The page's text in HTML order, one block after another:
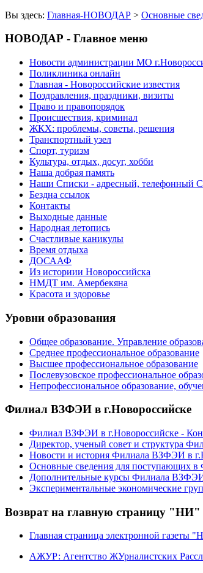
Вы здесь: Главная-НОВОДАР > Основные
НОВОДАР - Главное меню
Новости администрации МО
Поликлиника онлайн
Главная - Новороссийские известия
Поздравления, праздники, визиты
Право и правопорядок
Происшествия, криминал
ЖКХ: проблемы, советы, решения
Транспортный узел
Спорт, туризм
Культура, отдых, досуг, хобби
Наша добрая память
Наши Списки - адресный,
Бездна ссылок
Контакты
Выходные данные
Народная летопись
Счастливые каникулы
Время отдыха
ДОСААФ
Из историии Новороссийска
НМДТ им. Амербекяна
Красота и здоровье
Уровни образования
Общее образование. Управление
Среднее профессиональное образование
Высшее профессиональное образование
Послевузовское профессиональное
Непрофессиональное образование,
Филиал ВЗФЭИ в г.Новороссийске
Филиал ВЗФЭИ в г.Новороссийске -
Директор, ученый совет и структура
Новости и история Филиала ВЗФЭИ в
Основные сведения для поступающих
Дополнительные курсы Филиала
Экспериментальные экономические
Возврат на главную страницу "НИ"
Главная страница электронной
АЖУР: Агентство ЖУрналистских